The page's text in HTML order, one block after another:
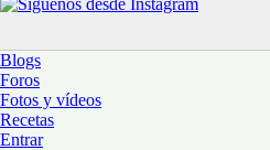
Blogs
Foros
Fotos y vídeos
Recetas
Entrar